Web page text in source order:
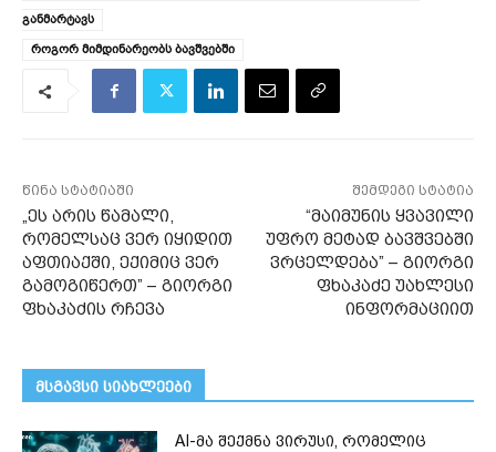
განმარტავს
როგორ მიმდინარეობს ბავშვებში
წინა სტატიაში
„ეს არის წამალი,
რომელსაც ვერ იყიდით
აფთიაქში, ექიმიც ვერ
გამოგიწერთ” – გიორგი
ფხაკაძის რჩევა
შემდეგი სტატია
“მაიმუნის ყვავილი
უფრო მეტად ბავშვებში
ვრცელდება” – გიორგი
ფხაკაძე უახლესი
ინფორმაციით
მსგავსი სიახლეები
AI-მა შექმნა ვირუსი, რომელიც